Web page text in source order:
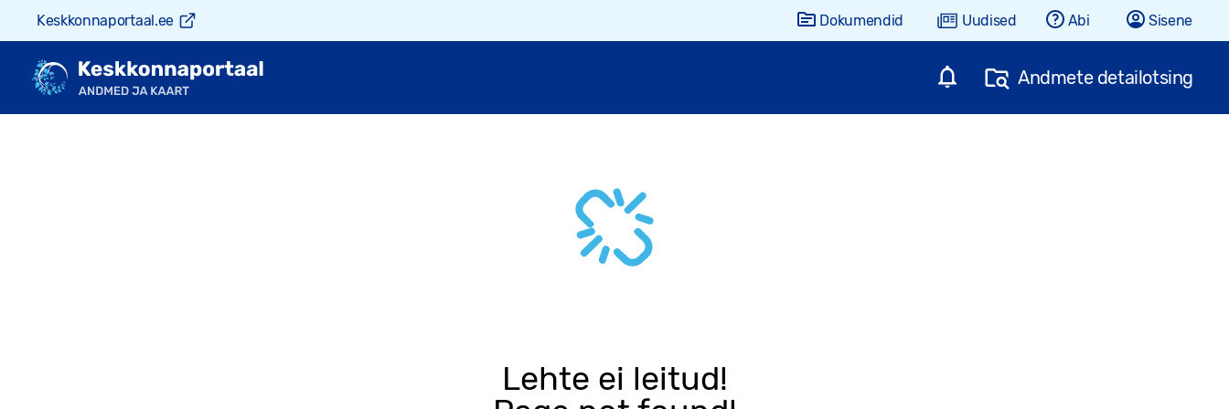
Keskkonnaportaal.ee Dokumendid Uudised Abi Sisene
Andmete detailotsing
Lehte ei leitud!